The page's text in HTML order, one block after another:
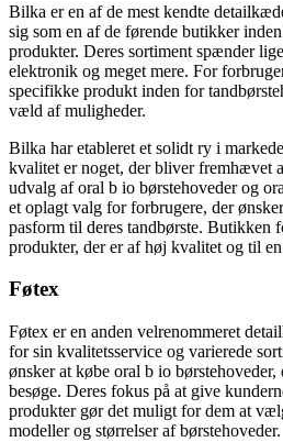
Bilka er en af de mest kendte
sig som en af de førende butikker
produkter. Deres sortiment spænder
elektronik og meget mere. For
specifikke produkt inden for
væld af muligheder.
Bilka har etableret et solidt ry i
kvalitet er noget, der bliver fremhævet
udvalg af oral b io børstehoveder og
et oplagt valg for forbrugere, der
pasform til deres tandbørste. Butikken
produkter, der er af høj kvalitet og til
Føtex
Føtex er en anden velrenommeret
for sin kvalitetsservice og varierede
ønsker at købe oral b io
besøge. Deres fokus på at give
produkter gør det muligt for dem at
modeller og størrelser af børstehoveder.